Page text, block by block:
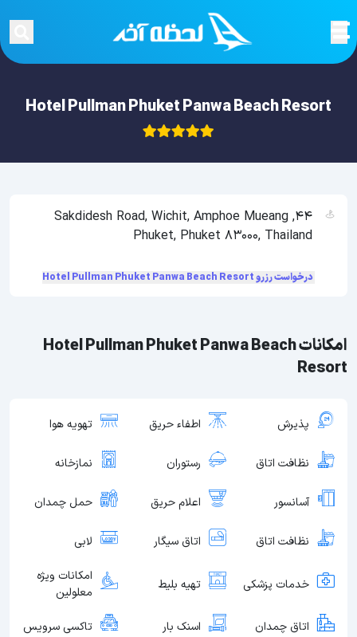
Hotel Pullman Phuket Panwa Beach Resort
امکانات Hotel Pullman Phuket Panwa Beach
Resort
پذیرش اطفاء حریق تهویه هوا
نظافت اتاق رستوران نمازخانه
آسانسور اعلام حریق حمل چمدان
نظافت اتاق اتاق سیگار لابی
خدمات پزشکی تهیه بلیط
امکانات ویژه
معلولین
اتاق چمدان اسنک بار تاکسی سرویس
44, Sakdidesh Road, Wichit, Amphoe Mueang
Phuket, Phuket 83000, Thailand
درخواست رزرو Hotel Pullman Phuket Panwa Beach Resort